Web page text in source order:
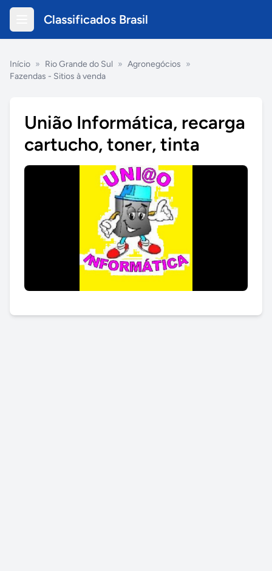
Classificados Brasil
Início » Rio Grande do Sul » Agronegócios »
Fazendas - Sitios à venda
União Informática, recarga
cartucho, toner, tinta